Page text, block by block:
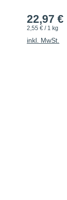
22,97 €
2,55 € / 1 kg
inkl. MwSt.